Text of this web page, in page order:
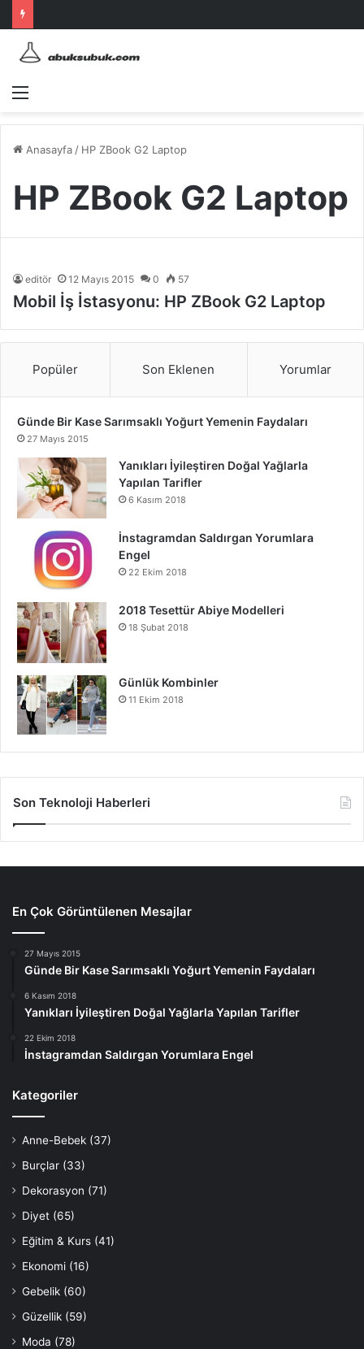
Menü
Anasayfa / HP ZBook G2 Laptop
HP ZBook G2 Laptop
editör 12 Mayıs 2015 0 57
Mobil İş İstasyonu: HP ZBook G2 Laptop
Popüler Son Eklenen Yorumlar
Günde Bir Kase Sarımsaklı Yoğurt Yemenin Faydaları
27 Mayıs 2015
Yanıkları İyileştiren Doğal Yağlarla
Yapılan Tarifler
6 Kasım 2018
İnstagramdan Saldırgan Yorumlara
Engel
22 Ekim 2018
2018 Tesettür Abiye Modelleri
18 Şubat 2018
Günlük Kombinler
11 Ekim 2018
Son Teknoloji Haberleri
En Çok Görüntülenen Mesajlar
27 Mayıs 2015
Günde Bir Kase Sarımsaklı Yoğurt Yemenin Faydaları
6 Kasım 2018
Yanıkları İyileştiren Doğal Yağlarla Yapılan Tarifler
22 Ekim 2018
İnstagramdan Saldırgan Yorumlara Engel
Kategoriler
Anne-Bebek (37)
Burçlar (33)
Dekorasyon (71)
Diyet (65)
Eğitim & Kurs (41)
Ekonomi (16)
Gebelik (60)
Güzellik (59)
Moda (78)